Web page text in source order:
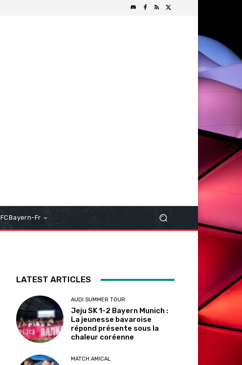
FCBayern-Fr
LATEST ARTICLES
AUDI SUMMER TOUR
Jeju SK 1-2 Bayern Munich :
La jeunesse bavaroise
répond présente sous la
chaleur coréenne
MATCH AMICAL